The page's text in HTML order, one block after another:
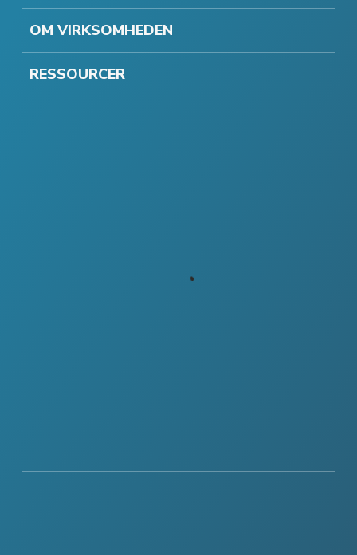
OM VIRKSOMHEDEN
RESSOURCER